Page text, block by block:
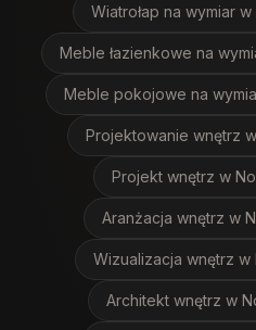
Wiatrołap na wymiar w
Meble łazienkowe na
Meble pokojowe na
Projektowanie wnętrz
Projekt wnętrz w
Aranżacja wnętrz w
Wizualizacja wnętrz w
Architekt wnętrz w